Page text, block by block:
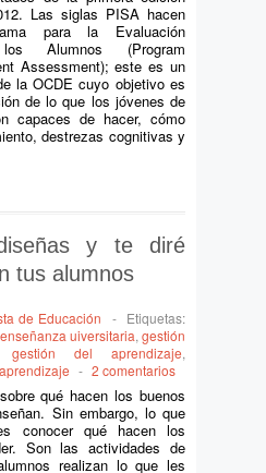
Las siglas PISA hacen
para la Evaluación
Alumnos (Program
Assessment); este es un
la OCDE cuyo objetivo es
de lo que los jóvenes de
capaces de hacer, cómo
destrezas cognitivas y
y te diré
tus alumnos
de Educación - Etiquetas:
enseñanza uiversitaria, gestión
gestión del aprendizaje,
- 2 comentarios
qué hacen los buenos
Sin embargo, lo que
conocer qué hacen los
Son las actividades de
realizan lo que les